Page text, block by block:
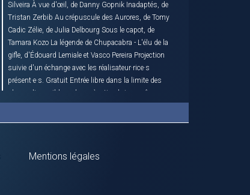
Silveira À vue d'œil, de Danny Gopnik Inadaptés, de
Tristan Zerbib Au crépuscule des Aurores, de Tomy
Cadic Zélie, de Julia Delbourg Sous le capot, de
Tamara Kozo La légende de Chupacabra - L'élu de la
gifle, d'Édouard Lemiale et Vasco Pereira Projection
suivie d'un échange avec les réalisateur·rice·s
présent·e·s. Gratuit Entrée libre dans la limite des
places disponibles. places à retirer le jour même
Mentions légales